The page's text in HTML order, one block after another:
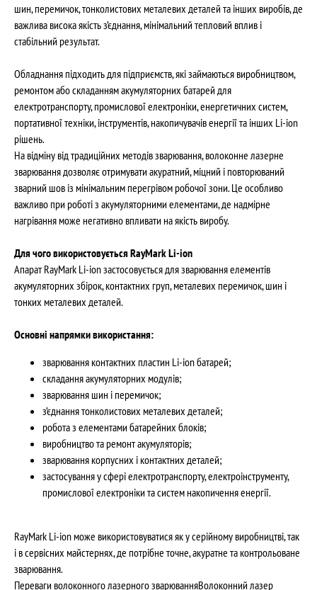
шин, перемичок, тонколистових металевих деталей та інших виробів, де
важлива висока якість з’єднання, мінімальний тепловий вплив і
стабільний результат.
Обладнання підходить для підприємств, які займаються виробництвом,
ремонтом або складанням акумуляторних батарей для
електротранспорту, промислової електроніки, енергетичних систем,
портативної техніки, інструментів, накопичувачів енергії та інших Li-ion
рішень.
На відміну від традиційних методів зварювання, волоконне лазерне
зварювання дозволяє отримувати акуратний, міцний і повторюваний
зварний шов із мінімальним перегрівом робочої зони. Це особливо
важливо при роботі з акумуляторними елементами, де надмірне
нагрівання може негативно впливати на якість виробу.
Для чого використовується RayMark Li-ion
Апарат RayMark Li-ion застосовується для зварювання елементів
акумуляторних збірок, контактних груп, металевих перемичок, шин і
тонких металевих деталей.
Основні напрямки використання:
зварювання контактних пластин Li-ion батарей;
складання акумуляторних модулів;
зварювання шин і перемичок;
з’єднання тонколистових металевих деталей;
робота з елементами батарейних блоків;
виробництво та ремонт акумуляторів;
зварювання корпусних і контактних деталей;
застосування у сфері електротранспорту, електроінструменту,
промислової електроніки та систем накопичення енергії.
RayMark Li-ion може використовуватися як у серійному виробництві, так
і в сервісних майстернях, де потрібне точне, акуратне та контрольоване
зварювання.
Переваги волоконного лазерного зварюванняВолоконний лазер